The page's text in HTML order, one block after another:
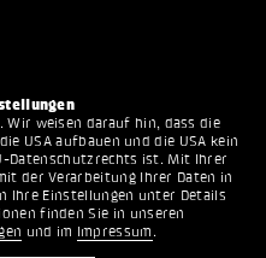
Wir weisen darauf hin, dass die
USA aufbauen und die USA kein
Datenschutzrechts ist. Mit Ihrer
der Verarbeitung Ihrer Daten in
Ihre Einstellungen unter Details
finden Sie in unseren
und im Impressum .